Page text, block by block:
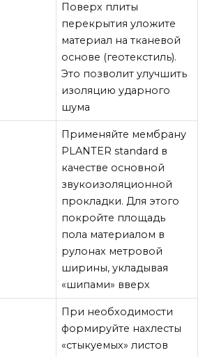
Поверх плиты
перекрытия уложите
материал на тканевой
основе (геотекстиль).
Это позволит улучшить
изоляцию ударного
шума
Применяйте мембрану
PLANTER standard в
качестве основной
звукоизоляционной
прокладки. Для этого
покройте площадь
пола материалом в
рулонах метровой
ширины, укладывая
«шипами» вверх
При необходимости
формируйте нахлесты
«стыкуемых» листов